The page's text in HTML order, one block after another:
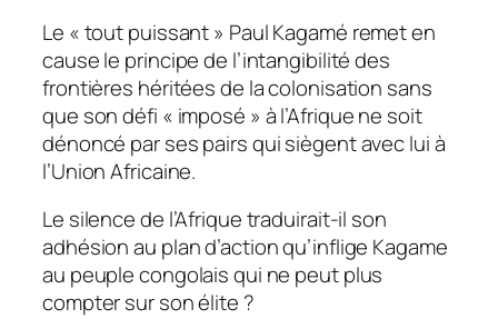
Le « tout puissant » Paul Kagamé remet en
cause le principe de l’intangibilité des
frontières héritées de la colonisation sans
que son défi « imposé » à l’Afrique ne soit
dénoncé par ses pairs qui siègent avec lui à
l’Union Africaine.
Le silence de l’Afrique traduirait-il son
adhésion au plan d’action qu’inflige Kagame
au peuple congolais qui ne peut plus
compter sur son élite ?